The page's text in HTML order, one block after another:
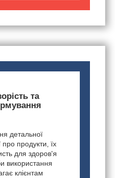
та
детальної
про продукти, їх
для здоров'я
використання
клієнтам